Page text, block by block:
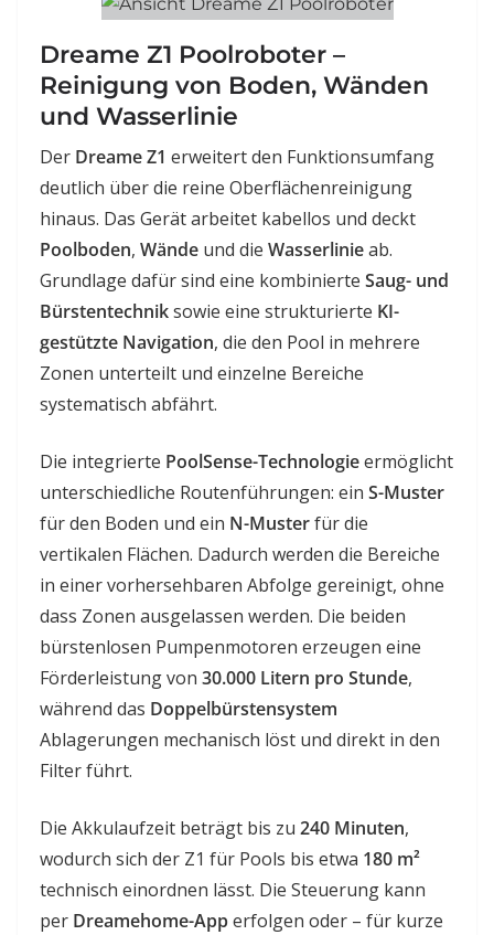
Dreame Z1 Poolroboter –
Reinigung von Boden, Wänden
und Wasserlinie
Der Dreame Z1 erweitert den Funktionsumfang
deutlich über die reine Oberflächenreinigung
hinaus. Das Gerät arbeitet kabellos und deckt
Poolboden, Wände und die Wasserlinieab.
Grundlage dafür sind eine kombinierte Saug- und
Bürstentechniksowie eine strukturierte KI-
gestützte Navigation, die den Pool in mehrere
Zonen unterteilt und einzelne Bereiche
systematisch abfährt.
Die integrierte PoolSense-Technologieermöglicht
unterschiedliche Routenführungen: ein S-Muster
für den Boden und ein N-Musterfür die
vertikalen Flächen. Dadurch werden die Bereiche
in einer vorhersehbaren Abfolge gereinigt, ohne
dass Zonen ausgelassen werden. Die beiden
bürstenlosen Pumpenmotoren erzeugen eine
Förderleistung von 30.000 Litern pro Stunde,
während das Doppelbürstensystem
Ablagerungen mechanisch löst und direkt in den
Filter führt.
Die Akkulaufzeit beträgt bis zu 240 Minuten,
wodurch sich der Z1 für Pools bis etwa 180 m²
technisch einordnen lässt. Die Steuerung kann
per Dreamehome-Apperfolgen oder – für kurze